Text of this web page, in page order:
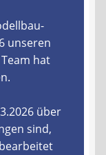
unseren
hat
über
sind,